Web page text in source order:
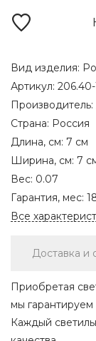
Вид изделия:
Артикул:
Производитель:
Страна: Россия
Длина, см: 7 см
Ширина, см: 7
Вес: 0.07
Гарантия, мес:
Все
Доставка и
Приобретая
мы гарантируем
Каждый